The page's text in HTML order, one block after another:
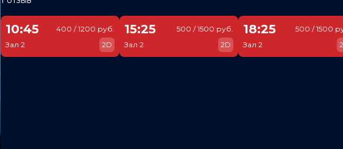
10:45
Зал 2
400 / 1200 руб.
2D
15:25
Зал 2
500 / 1500 руб.
2D
18:25
Зал 2
500 / 1500